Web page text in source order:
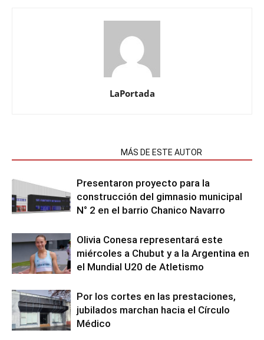
LaPortada
MÁS DE ESTE AUTOR
Presentaron proyecto para la
construcción del gimnasio municipal
N° 2 en el barrio Chanico Navarro
Olivia Conesa representará este
miércoles a Chubut y a la Argentina en
el Mundial U20 de Atletismo
Por los cortes en las prestaciones,
jubilados marchan hacia el Círculo
Médico